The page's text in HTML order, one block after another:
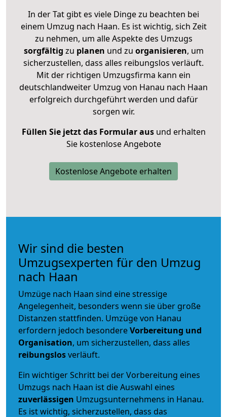
In der Tat gibt es viele Dinge zu beachten bei
einem Umzug nach Haan. Es ist wichtig, sich Zeit
zu nehmen, um alle Aspekte des Umzugs
sorgfältig zu planen und zu organisieren, um
sicherzustellen, dass alles reibungslos verläuft.
Mit der richtigen Umzugsfirma kann ein
deutschlandweiter Umzug von Hanau nach Haan
erfolgreich durchgeführt werden und dafür
sorgen wir.
Füllen Sie jetzt das Formular ausund erhalten
Sie kostenlose Angebote
Kostenlose Angebote erhalten
Wir sind die besten
Umzugsexperten für den Umzug
nach Haan
Umzüge nach Haan sind eine stressige
Angelegenheit, besonders wenn sie über große
Distanzen stattfinden. Umzüge von Hanau
erfordern jedoch besondereVorbereitung und
Organisation, um sicherzustellen, dass alles
reibungslosverläuft.
Ein wichtiger Schritt bei der Vorbereitung eines
Umzugs nach Haan ist die Auswahl eines
zuverlässigen Umzugsunternehmens in Hanau.
Es ist wichtig, sicherzustellen, dass das